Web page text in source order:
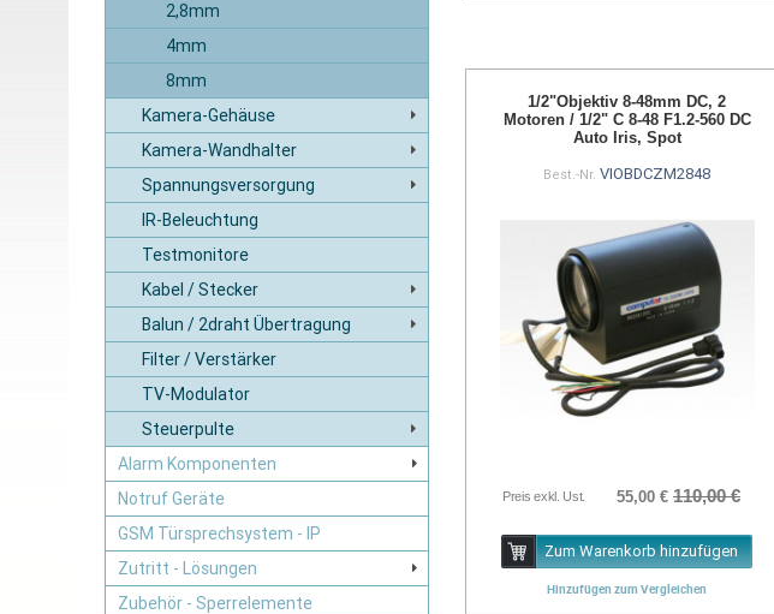
1/2"Objektiv 8-48mm DC, 2
Motoren / 1/2" C 8-48 F1.2-560 DC
Auto Iris, Spot
Best.-Nr.VIOBDCZM2848
Preis exkl. Ust. 55,00 € 110,00 €
Zum Warenkorb hinzufügen
Hinzufügen zum Vergleichen
2,8mm
4mm
8mm
Kamera-Gehäuse
Kamera-Wandhalter
Spannungsversorgung
IR-Beleuchtung
Testmonitore
Kabel / Stecker
Balun / 2draht Übertragung
Filter / Verstärker
TV-Modulator
Steuerpulte
Alarm Komponenten
Notruf Geräte
GSM Türsprechsystem - IP
Zutritt - Lösungen
Zubehör - Sperrelemente